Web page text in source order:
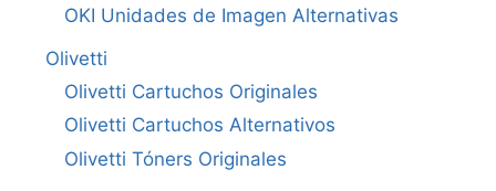
OKI Unidades de Imagen Alternativas
Olivetti
Olivetti Cartuchos Originales
Olivetti Cartuchos Alternativos
Olivetti Tóners Originales